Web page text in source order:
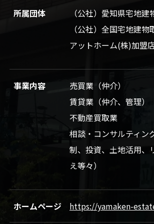
所属団体
（公社）愛知県宅地
（公社）全国宅地建
アットホーム(株)加盟
事業内容
売買業（仲介）
賃貸業（仲介、管理）
不動産買取業
相談・コンサルティン
制、投資、土地活用、
え等々）
ホームページ https://yamaken-